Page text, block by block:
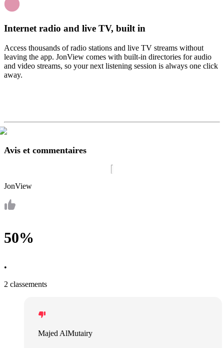
Internet radio and live TV, built in
Access thousands of radio stations and live TV streams without
leaving the app. JonView comes with built-in directories for audio
and video streams, so your next listening session is always one click
away.
Avis et commentaires
JonView
50%
•
2 classements
Majed AlMutairy